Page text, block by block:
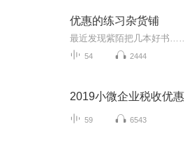
优惠的练习杂货铺
54 2444
2019小微企业税收优惠
59 6543